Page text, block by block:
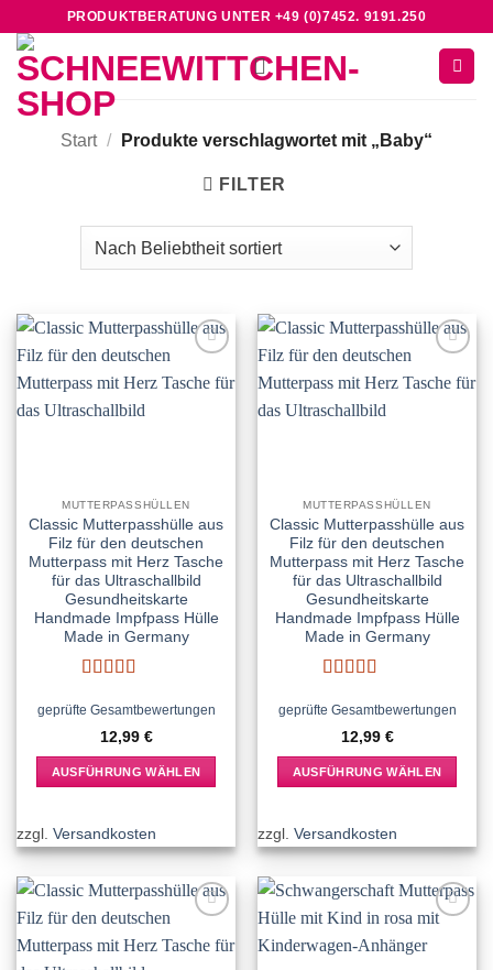
Inhalt
springen
PRODUKTBERATUNG UNTER +49 (0)7452. 9191.250
Start / Produkte verschlagwortet mit „Baby“
FILTER
wishlist
MUTTERPASSHÜLLEN
Classic Mutterpasshülle aus
Filz für den deutschen
Mutterpass mit Herz Tasche
für das Ultraschallbild
Gesundheitskarte
Handmade Impfpass Hülle
Made in Germany
mit5von 5
geprüfte Gesamtbewertungen
12,99 €
AUSFÜHRUNG WÄHLEN
weist
Varianten
auf.
Die
zzgl. Versandkosten
wishlist
MUTTERPASSHÜLLEN
Classic Mutterpasshülle aus
Filz für den deutschen
Mutterpass mit Herz Tasche
für das Ultraschallbild
Gesundheitskarte
Handmade Impfpass Hülle
Made in Germany
mit5von 5
geprüfte Gesamtbewertungen
12,99 €
AUSFÜHRUNG WÄHLEN
weist
Varianten
auf.
Die
Optionen
zzgl. Versandkosten
wishlist
wishlist